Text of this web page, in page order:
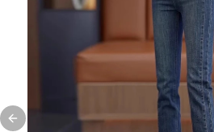
Previous slide